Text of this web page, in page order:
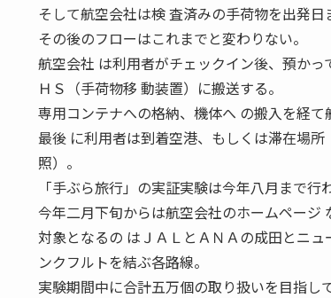
そして航空会社は検 査済みの手荷物を出発日
その後のフローはこれまでと変わりない。
航空会社 は利用者がチェックイン後、預か
ＨＳ（手荷物移 動装置）に搬送する。
専用コンテナへの格納、機体へ の搬入を経て
最後 に利用者は到着空港、もしくは滞在場
照）。
「手ぶら旅行」の実証実験は今年八月まで行
今年二月下旬からは航空会社のホームページ
対象となるの はＪＡＬとＡＮＡの成田とニ
ンクフルトを結ぶ各路線。
実験期間中に合計五万個の取り扱いを目指し